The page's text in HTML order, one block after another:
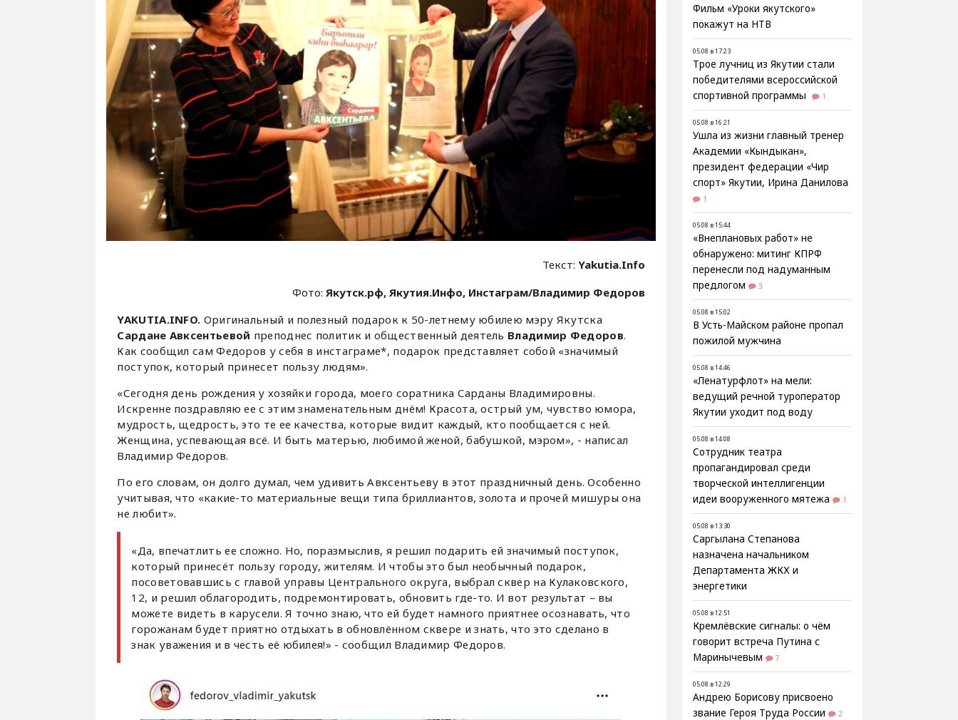
Текст:Yakutia.Info
Фото:Якутск.рф, Якутия.Инфо, Инстаграм/Владимир Федоров
YAKUTIA.INFO. Оригинальный и полезный подарок к 50-летнему юбилею мэру Якутска
Сардане Авксентьевой преподнес политик и общественный деятель Владимир Федоров.
Как сообщил сам Федоров у себя в инстаграме*, подарок представляет собой «значимый
поступок, который принесет пользу людям».
«Сегодня день рождения у хозяйки города, моего соратника Сарданы Владимировны.
Искренне поздравляю ее с этим знаменательным днём! Красота, острый ум, чувство юмора,
мудрость, щедрость, это те ее качества, которые видит каждый, кто пообщается с ней.
Женщина, успевающая всё. И быть матерью, любимой женой, бабушкой, мэром», - написал
Владимир Федоров.
По его словам, он долго думал, чем удивить Авксентьеву в этот праздничный день. Особенно
учитывая, что «какие-то материальные вещи типа бриллиантов, золота и прочей мишуры она
не любит».
«Да, впечатлить ее сложно. Но, поразмыслив, я решил подарить ей значимый поступок,
который принесёт пользу городу, жителям. И чтобы это был необычный подарок,
посоветовавшись с главой управы Центрального округа, выбрал сквер на Кулаковского,
12, и решил облагородить, подремонтировать, обновить где-то. И вот результат – вы
можете видеть в карусели. Я точно знаю, что ей будет намного приятнее осознавать, что
горожанам будет приятно отдыхать в обновлённом сквере и знать, что это сделано в
знак уважения и в честь её юбилея!» - сообщил Владимир Федоров.
Фильм «Уроки якутского»
покажут на НТВ
05.08 в 17:23
Трое лучниц из Якутии стали
победителями всероссийской
спортивной программы
1
05.08 в 16:21
Ушла из жизни главный тренер
Академии «Кындыкан»,
президент федерации «Чир
спорт» Якутии, Ирина Данилова
1
05.08 в 15:44
«Внеплановых работ» не
обнаружено: митинг КПРФ
перенесли под надуманным
предлогом
3
05.08 в 15:02
В Усть-Майском районе пропал
пожилой мужчина
05.08 в 14:46
«Ленатурфлот» на мели:
ведущий речной туроператор
Якутии уходит под воду
05.08 в 14:08
Сотрудник театра
пропагандировал среди
творческой интеллигенции
идеи вооруженного мятежа
1
05.08 в 13:30
Саргылана Степанова
назначена начальником
Департамента ЖКХ и
энергетики
05.08 в 12:51
Кремлёвские сигналы: о чём
говорит встреча Путина с
Маринычевым
7
05.08 в 12:29
Андрею Борисову присвоено
звание Героя Труда России
2